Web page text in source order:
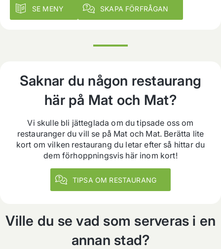
SE MENY SKAPA FÖRFRÅGAN
Saknar du någon restaurang
här på Mat och Mat?
Vi skulle bli jätteglada om du tipsade oss om
restauranger du vill se på Mat och Mat. Berätta lite
kort om vilken restaurang du letar efter så hittar du
dem förhoppningsvis här inom kort!
TIPSA OM RESTAURANG
Ville du se vad som serveras i en
annan stad?